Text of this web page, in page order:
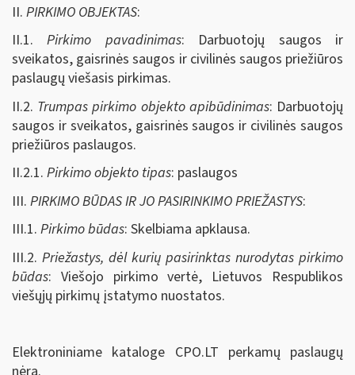
II. PIRKIMO OBJEKTAS:
II.1.Pirkimo pavadinimas: Darbuotojų saugos ir
sveikatos, gaisrinės saugos ir civilinės saugos priežiūros
paslaugų viešasis pirkimas.
II.2. Trumpas pirkimo objekto apibūdinimas: Darbuotojų
saugos ir sveikatos, gaisrinės saugos ir civilinės saugos
priežiūros paslaugos.
II.2.1. Pirkimo objekto tipas: paslaugos
III. PIRKIMO BŪDAS IR JO PASIRINKIMO PRIEŽASTYS:
III.1. Pirkimo būdas: Skelbiama apklausa.
III.2. Priežastys, dėl kurių pasirinktas nurodytas pirkimo
būdas: Viešojo pirkimo vertė, Lietuvos Respublikos
viešųjų pirkimų įstatymo nuostatos.
Elektroniniame kataloge CPO.LT perkamų paslaugų
nėra.